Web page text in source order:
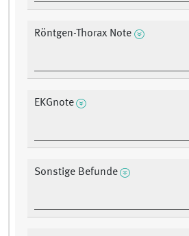
Röntgen-Thorax Note
EKGnote
Sonstige Befunde